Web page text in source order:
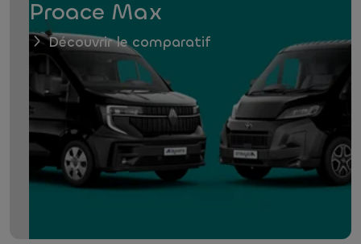
Proace Max
Découvrir le comparatif